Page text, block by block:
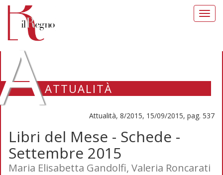
ATTUALITÀ
Attualità, 8/2015, 15/09/2015, pag. 537
Libri del Mese - Schede -
Settembre 2015
Maria Elisabetta Gandolfi, Valeria Roncarati